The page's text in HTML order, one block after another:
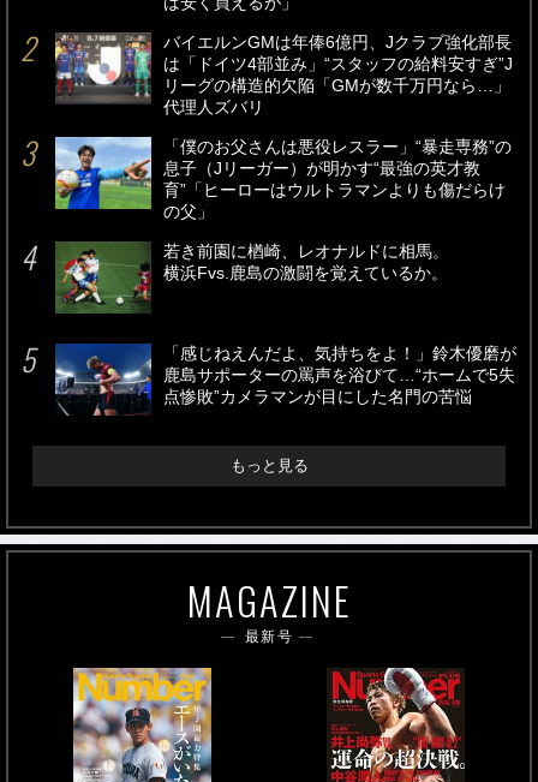
バイエルンGMは年俸6億円、Jクラブ強化部長
は「ドイツ4部並み」“スタッフの給料安すぎ”J
リーグの構造的欠陥「GMが数千万円なら…」
代理人ズバリ
「僕のお父さんは悪役レスラー」“暴走専務”の
息子（Jリーガー）が明かす“最強の英才教
育”「ヒーローはウルトラマンよりも傷だらけ
の父」
若き前園に楢崎、レオナルドに相馬。
横浜Fvs.鹿島の激闘を覚えているか。
「感じねえんだよ、気持ちをよ！」鈴木優磨が
鹿島サポーターの罵声を浴びて…“ホームで5失
点惨敗”カメラマンが目にした名門の苦悩
もっと見る
MAGAZINE
最新号